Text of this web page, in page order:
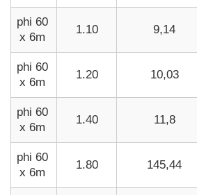
phi 60
x 6m
1.10 9,14
phi 60
x 6m
1.20 10,03
phi 60
x 6m
1.40 11,8
phi 60
x 6m
1.80 145,44